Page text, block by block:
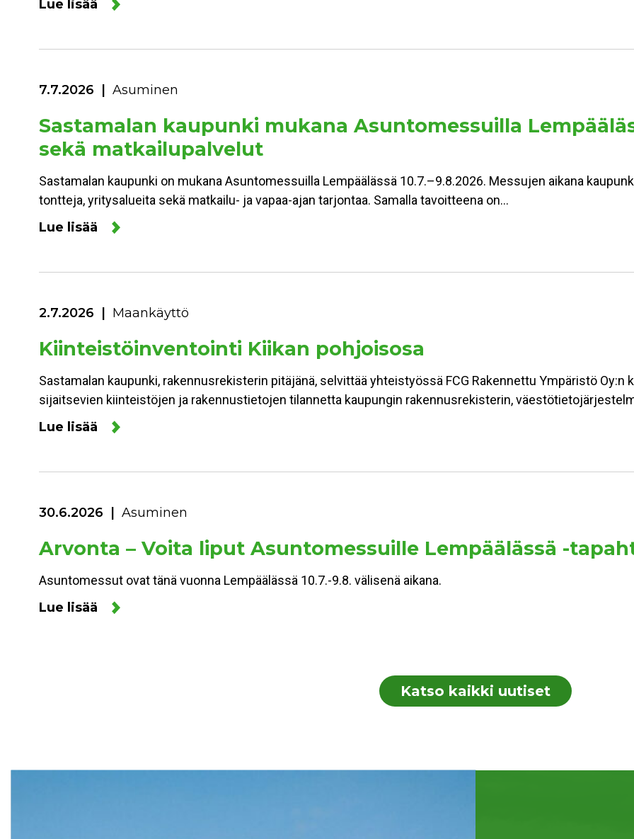
Lue lisää
7.7.2026 Asuminen
Sastamalan kaupunki mukana Asuntomessuilla
sekä matkailupalvelut
Sastamalan kaupunki on mukana Asuntomessuilla Lempäälässä 10.7.–9.8.2026. Messujen aikana
tontteja, yritysalueita sekä matkailu- ja vapaa-ajan tarjontaa. Samalla tavoitteena on…
Lue lisää
2.7.2026 Maankäyttö
Kiinteistöinventointi Kiikan pohjoisosa
Sastamalan kaupunki, rakennusrekisterin pitäjänä, selvittää yhteistyössä FCG Rakennettu Ympäristö Oy:n
sijaitsevien kiinteistöjen ja rakennustietojen tilannetta kaupungin rakennusrekisterin,
Lue lisää
30.6.2026 Asuminen
Arvonta – Voita liput Asuntomessuille Lempäälässä -
Asuntomessut ovat tänä vuonna Lempäälässä 10.7.-9.8. välisenä aikana.
Lue lisää
Katso kaikki uutiset